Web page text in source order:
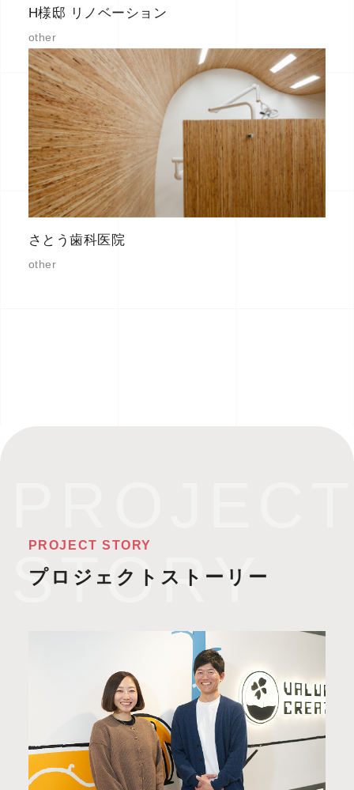
H様邸 リノベーション
other
さとう歯科医院
other
PROJECT STORY
プロジェクトストーリー